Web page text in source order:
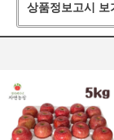
상품정보고시 보